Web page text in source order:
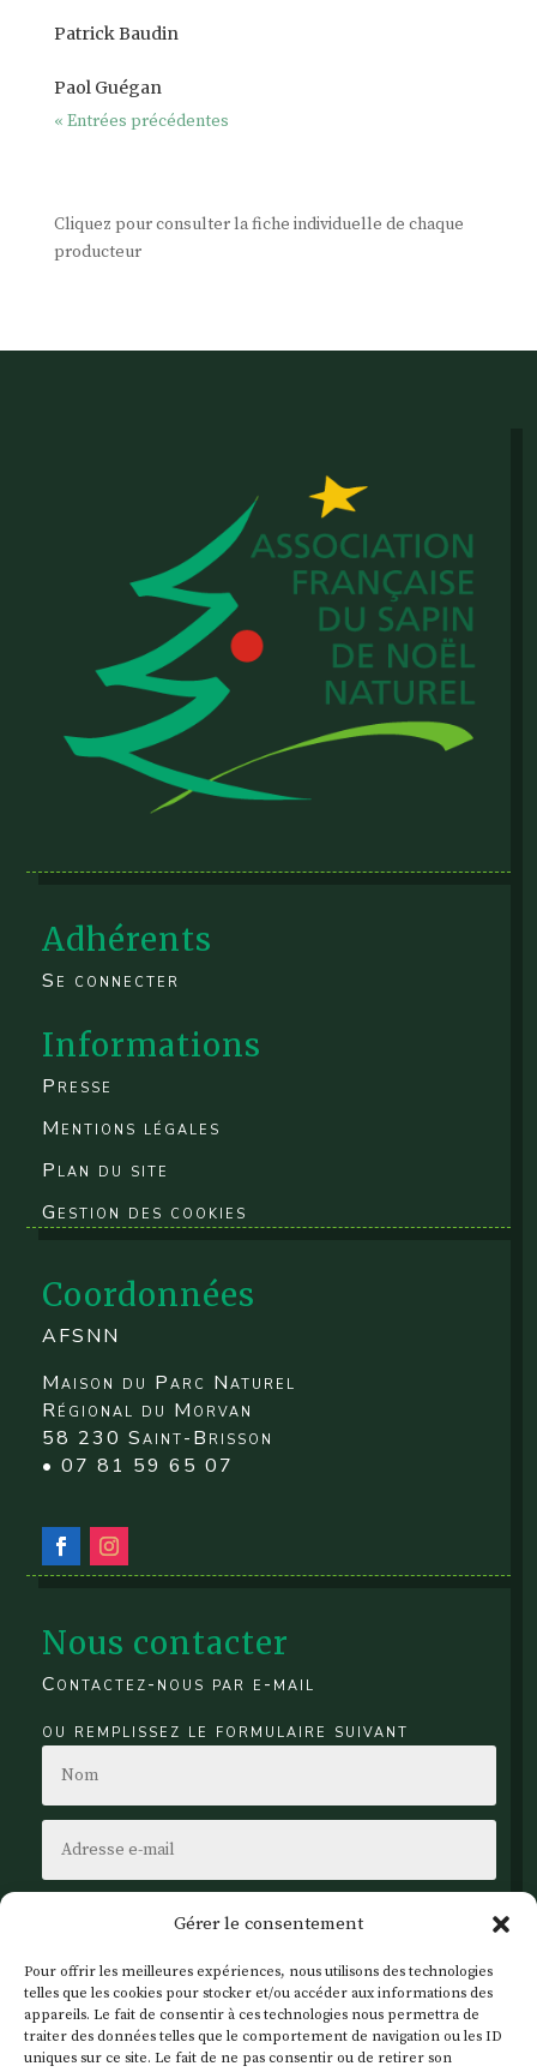
Gérer le consentement
Pour offrir les meilleures expériences, nous utilisons des technologies
telles que les cookies pour stocker et/ou accéder aux informations des
appareils. Le fait de consentir à ces technologies nous permettra de
traiter des données telles que le comportement de navigation ou les ID
uniques sur ce site. Le fait de ne pas consentir ou de retirer son
Patrick Baudin
Paol Guégan
« Entrées précédentes
Cliquez pour consulter la fiche individuelle de chaque
producteur
Adhérents
Se connecter
Informations
Presse
Mentions légales
Plan du site
Gestion des cookies
Coordonnées
AFSNN
Maison du Parc Naturel
Régional du Morvan
58 230 Saint-Brisson
• 07 81 59 65 07
Nous contacter
Contactez-nous par e-mail
ou remplissez le formulaire suivant